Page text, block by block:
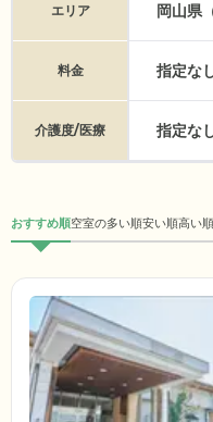
エリア 岡山県
料金 指定な
介護度/医療 指定な
おすすめ順空室の多い順安い順高い順